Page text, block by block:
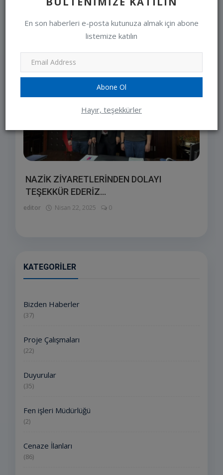
En son haberleri e-posta kutunuza almak için abone
listemize katılın
Abone Ol
Hayır, teşekkürler
NAZİK ZİYARETLERİNDEN DOLAYI
TEŞEKKÜR EDERİZ...
editor Nisan 22, 2025 0
KATEGORILER
Bizden Haberler
(37)
Proje Çalışmaları
(22)
Duyurular
(35)
Fen işleri Müdürlüğü
(2)
Cenaze İlanları
(86)